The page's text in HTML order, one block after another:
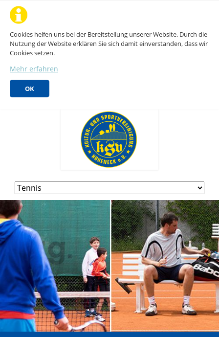
Cookies helfen uns bei der Bereitstellung unserer Website. Durch die
Nutzung der Website erklären Sie sich damit einverstanden, dass wir
Cookies setzen.
Mehr erfahren
OK
Navigation
überspringen